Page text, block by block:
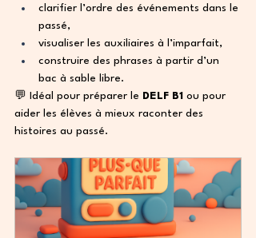
clarifier l’ordre des événements dans le
passé,
visualiser les auxiliaires à l’imparfait,
construire des phrases à partir d’un
bac à sable libre.
💬 Idéal pour préparer le DELF B1 ou pour
aider les élèves à mieux raconter des
histoires au passé.